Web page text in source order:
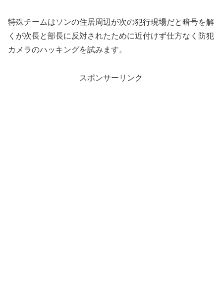
特殊チームはソンの住居周辺が次の犯行現場だと暗号を解
くが次長と部長に反対されたために近付けず仕方なく防犯
カメラのハッキングを試みます。
スポンサーリンク